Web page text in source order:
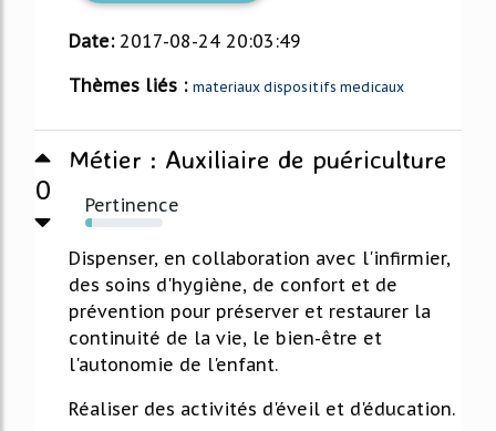
Date: 2017-08-24 20:03:49
Thèmes liés : materiaux dispositifs medicaux
0
Métier : Auxiliaire de puériculture
Pertinence
9%
Dispenser, en collaboration avec l'infirmier,
des soins d'hygiène, de confort et de
prévention pour préserver et restaurer la
continuité de la vie, le bien-être et
l'autonomie de l'enfant.
Réaliser des activités d'éveil et d'éducation.